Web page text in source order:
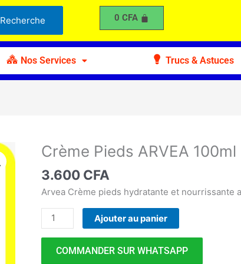
Recherche 0 CFA
Nos Services Trucs & Astuces
Crème Pieds ARVEA 100ml
3.600 CFA
Arvea Crème pieds hydratante et nourrissante
quantité
Crème
Pieds
100ml
Ajouter au panier
COMMANDER SUR WHATSAPP